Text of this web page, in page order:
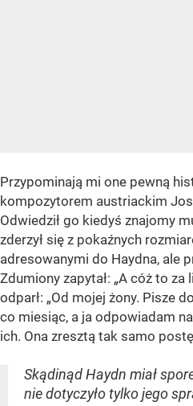
Przypominają mi one pewną
kompozytorem austriackim
Odwiedził go kiedyś znajomy
zderzył się z pokaźnych
adresowanymi do Haydna, ale
Zdumiony zapytał: „A cóż to za
odparł: „Od mojej żony. Pisze
co miesiąc, a ja odpowiadam
ich. Ona zresztą tak samo
Skądinąd Haydn miał
nie dotyczyło tylko jego